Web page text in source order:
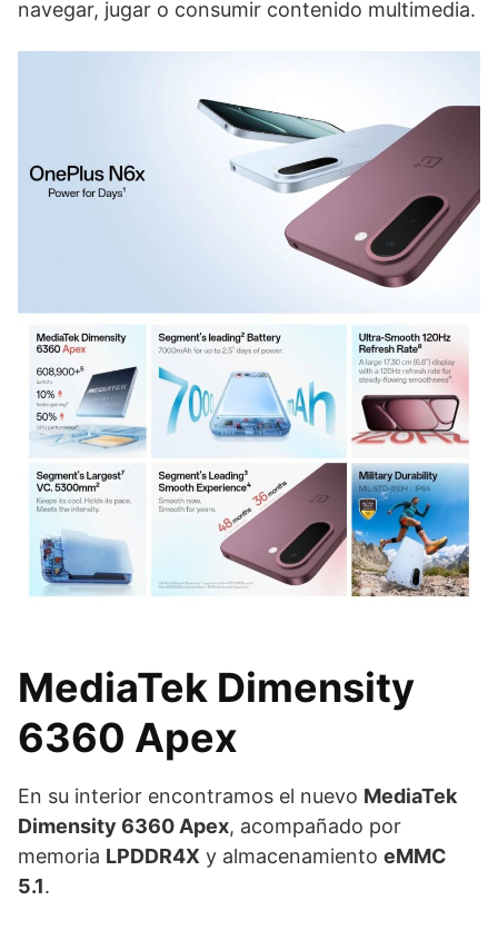
navegar, jugar o consumir contenido multimedia.
MediaTek Dimensity
6360 Apex
En su interior encontramos el nuevo MediaTek
Dimensity 6360 Apex, acompañado por
memoria LPDDR4X y almacenamiento eMMC
5.1.